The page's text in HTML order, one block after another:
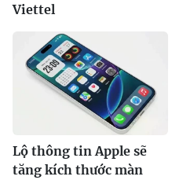
Viettel
Lộ thông tin Apple sẽ
tăng kích thước màn